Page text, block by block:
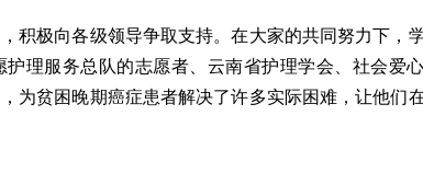
积极向各级领导争取支持。在大家的共同努力下，
理服务总队的志愿者、云南省护理学会、社会爱
为贫困晚期癌症患者解决了许多实际困难，让他们